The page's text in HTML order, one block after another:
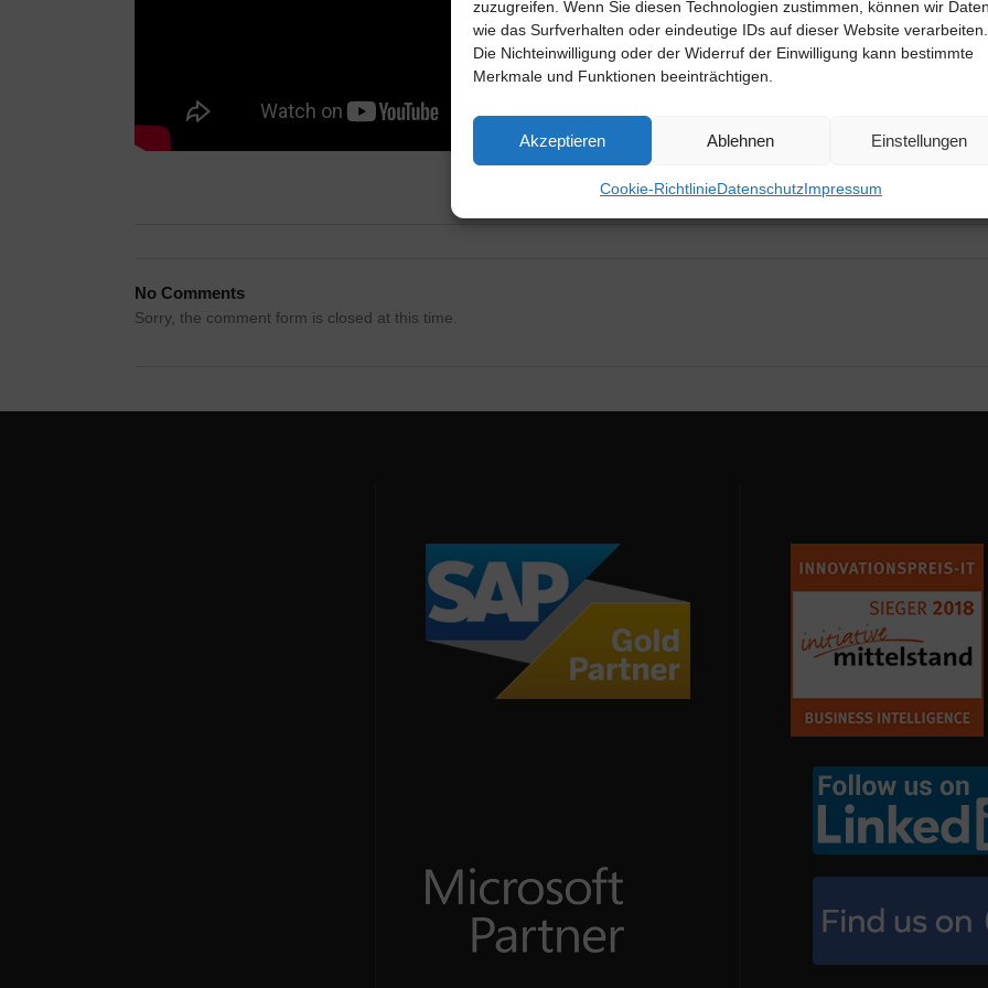
zuzugreifen. Wenn Sie diesen Technologien zustimmen, können wir
wie das Surfverhalten oder eindeutige IDs auf dieser Website verarbeiten.
Die Nichteinwilligung oder der Widerruf der Einwilligung kann bestimmte
Merkmale und Funktionen beeinträchtigen.
Akzeptieren Ablehnen Einstellungen
Cookie-RichtlinieDatenschutzImpressum
No Comments
Sorry, the comment form is closed at this time.